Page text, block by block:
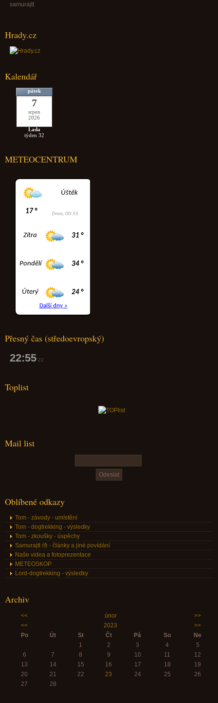
samurajtt
Hrady.cz
Kalendář
pátek
7
srpen
2026
Lada
týden 32
METEOCENTRUM
Přesný čas (středoevropský)
22:55 23
Toplist
Mail list
Oblíbené odkazy
Tom - závody - umístění
Tom - dogtrekking - výsledky
Tom - zkoušky - úspěchy
Samurajtt 侍 - články a jiné povídání
Naše videa a fotoprezentace
METEOSKOP
Lord-dogtrekking - výsledky
Archiv
<< únor
>>
<<
2023
>>
Po
Út St Čt Pá So
Ne
1
2 3 4
5
6
7 8 9 10 11
12
13
14 15 16 17 18
19
20
21 22 23 24 25
26
27
28